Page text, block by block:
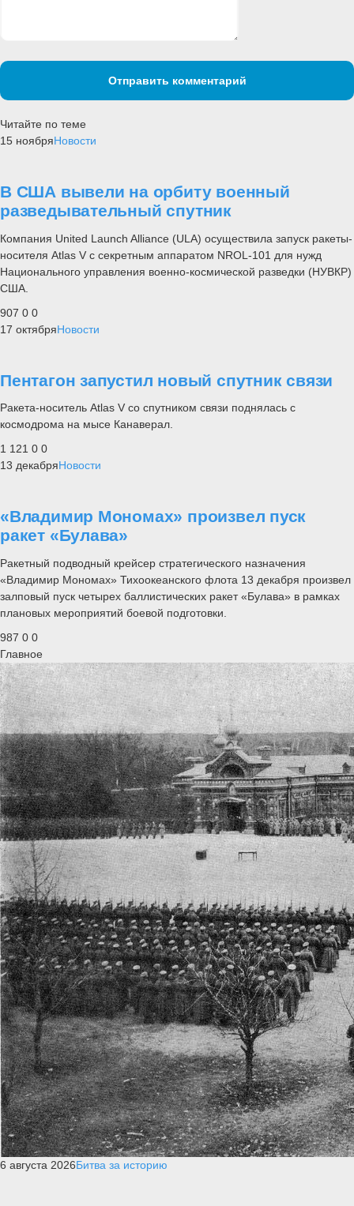
Отправить комментарий
Читайте по теме
15 ноябряНовости
В США вывели на орбиту военный
разведывательный спутник
Компания United Launch Alliance (ULA) осуществила запуск ракеты-
носителя Atlas V с секретным аппаратом NROL-101 для нужд
Национального управления военно-космической разведки (НУВКР)
США.
907 0 0
17 октябряНовости
Пентагон запустил новый спутник связи
Ракета-носитель Atlas V со спутником связи поднялась с
космодрома на мысе Канаверал.
1 121 0 0
13 декабряНовости
«Владимир Мономах» произвел пуск
ракет «Булава»
Ракетный подводный крейсер стратегического назначения
«Владимир Мономах» Тихоокеанского флота 13 декабря произвел
залповый пуск четырех баллистических ракет «Булава» в рамках
плановых мероприятий боевой подготовки.
987 0 0
Главное
6 августа 2026Битва за историю